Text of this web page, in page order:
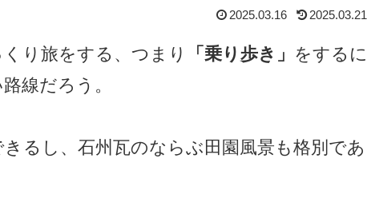
2025.03.16 2025.03.21
り旅をする、つまり 「乗り歩き」 をするに
線だろう。
るし、石州瓦のならぶ田園風景も格別であ